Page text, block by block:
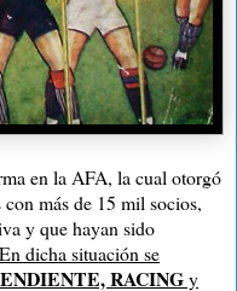
en la AFA, la cual otorgó
más de 15 mil socios,
y que hayan sido
En dicha situación se
RACINGy